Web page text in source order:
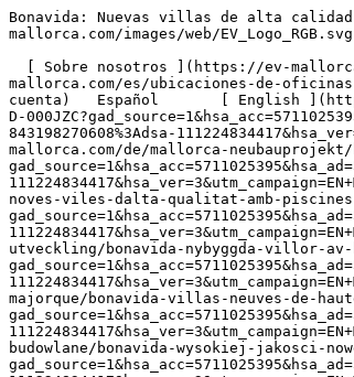
Bonavida: Nuevas villas de alta calidad con piscinas privadas y vistas impresionantes - Engel &amp; Völkers Mallorca                [ ![EV Mallorca](https://cdn.ev-mallorca.com/images/web/EV_Logo_RGB.svg) ](https://ev-mallorca.com/es)  Mallorca  

  [ Sobre nosotros ](https://ev-mallorca.com/es/sobre-nosotros) [ Sobre Mallorca ](https://ev-mallorca.com/es/sobre-mallorca) [ Contacto ](https://ev-mallorca.com/es/ubicaciones-de-oficinas) [ Vender propiedad ](https://ev-mallorca.com/es/vender-propiedad-mallorca) [    Mi cuenta  ](https://ev-mallorca.com/es/mi-cuenta)   Español       [ English ](https://ev-mallorca.com/en/mallorca-development/bonavida-high-quality-new-build-villas-with-private-pools-and-breathtaking-views-D-000JZC?gad_source=1&hsa_acc=5711025395&hsa_ad=530322397860&hsa_cam=1719385145&hsa_grp=123611402585&hsa_kw=&hsa_mt=&hsa_net=adwords&hsa_src=g&hsa_tgt=aud-843198270608%3Adsa-111224834417&hsa_ver=3&utm_campaign=EN+Mallorca+Text&utm_medium=ppc&utm_source=adwords&utm_term=)    [ Deutsch ](https://ev-mallorca.com/de/mallorca-neubauprojekt/bonavida-hochwertige-neubauvillen-mit-privaten-pools-und-traumhaften-ausblicken-D-000JZC?gad_source=1&hsa_acc=5711025395&hsa_ad=530322397860&hsa_cam=1719385145&hsa_grp=123611402585&hsa_kw=&hsa_mt=&hsa_net=adwords&hsa_src=g&hsa_tgt=aud-843198270608%3Adsa-111224834417&hsa_ver=3&utm_campaign=EN+Mallorca+Text&utm_medium=ppc&utm_source=adwords&utm_term=)   [ Català ](https://ev-mallorca.com/ca/mallorca-obra-nova/bonavida-noves-viles-dalta-qualitat-amb-piscines-privades-i-vistes-impressionants-D-000JZC?gad_source=1&hsa_acc=5711025395&hsa_ad=530322397860&hsa_cam=1719385145&hsa_grp=123611402585&hsa_kw=&hsa_mt=&hsa_net=adwords&hsa_src=g&hsa_tgt=aud-843198270608%3Adsa-111224834417&hsa_ver=3&utm_campaign=EN+Mallorca+Text&utm_medium=ppc&utm_source=adwords&utm_term=)   [ Svenska ](https://ev-mallorca.com/sv/mallorca-utveckling/bonavida-nybyggda-villor-av-hog-kvalitet-med-privata-pooler-och-fantastisk-utsikt-D-000JZC?gad_source=1&hsa_acc=5711025395&hsa_ad=530322397860&hsa_cam=1719385145&hsa_grp=123611402585&hsa_kw=&hsa_mt=&hsa_net=adwords&hsa_src=g&hsa_tgt=aud-843198270608%3Adsa-111224834417&hsa_ver=3&utm_campaign=EN+Mallorca+Text&utm_medium=ppc&utm_source=adwords&utm_term=)   [ Français ](https://ev-mallorca.com/fr/developpements-majorque/bonavida-villas-